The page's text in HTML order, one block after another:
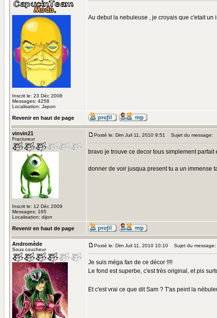
Inscrit le: 23 Déc 2008
Messages: 4258
Localisation: Japon
Au debut la nebuleuse , je croyais que c'etait un
Revenir en haut de page
vinvin21
Fractureur
Inscrit le: 12 Déc 2009
Messages: 165
Localisation: dijon
Posté le: Dim Juil 11, 2010 9:51 Sujet du message:
bravo je trouve ce decor tous simplement
donner de voir jusqua present tu a un immense
Revenir en haut de page
Andromède
Sous coucheur
Posté le: Dim Juil 11, 2010 10:10 Sujet du message:
Je suis méga fan de ce décor !!!!
Le fond est superbe, c'est très original, et pis
Et c'est vrai ce que dit Sam ? T'as peint la